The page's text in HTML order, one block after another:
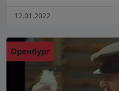
12.01.2022
Оренбург